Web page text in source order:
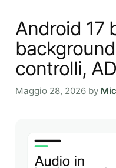
Android 17
controlli,
Maggio 28, 2026 by